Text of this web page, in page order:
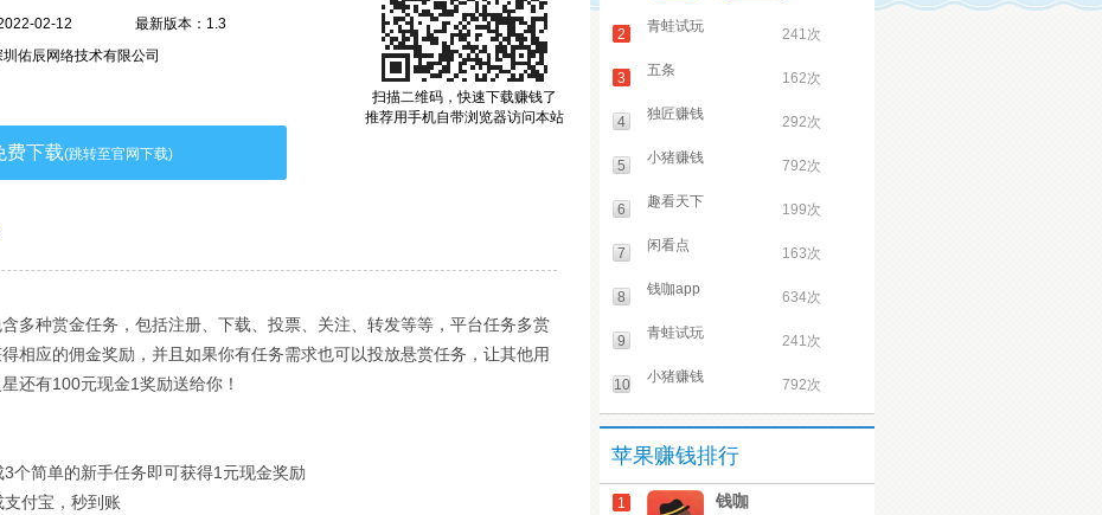
扫描二维码，快速下载赚钱了
推荐用手机自带浏览器访问本站
02-12
最新版本：1.3
佑辰网络技术有限公司
费下载(跳转至官网下载)
多种赏金任务，包括注册、下载、投票、关注、转发等等，平台任务多赏
相应的佣金奖励，并且如果你有任务需求也可以投放悬赏任务，让其他用
还有100元现金1奖励送给你！
个简单的新手任务即可获得1元现金奖励
付宝，秒到账
2 青蛙试玩 241次
3 五条 162次
4 独匠赚钱 292次
5 小猪赚钱 792次
6 趣看天下 199次
7 闲看点 163次
8 钱咖app 634次
9 青蛙试玩 241次
10 小猪赚钱 792次
苹果赚钱排行
1 钱咖